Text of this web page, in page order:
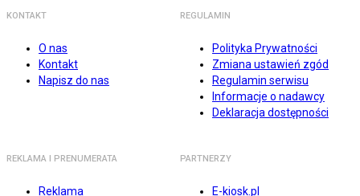
KONTAKT
O nas
Kontakt
Napisz do nas
REGULAMIN
Polityka Prywatności
Zmiana ustawień zgód
Regulamin serwisu
Informacje o nadawcy
Deklaracja dostępności
REKLAMA I PRENUMERATA
Reklama
PARTNERZY
E-kiosk.pl